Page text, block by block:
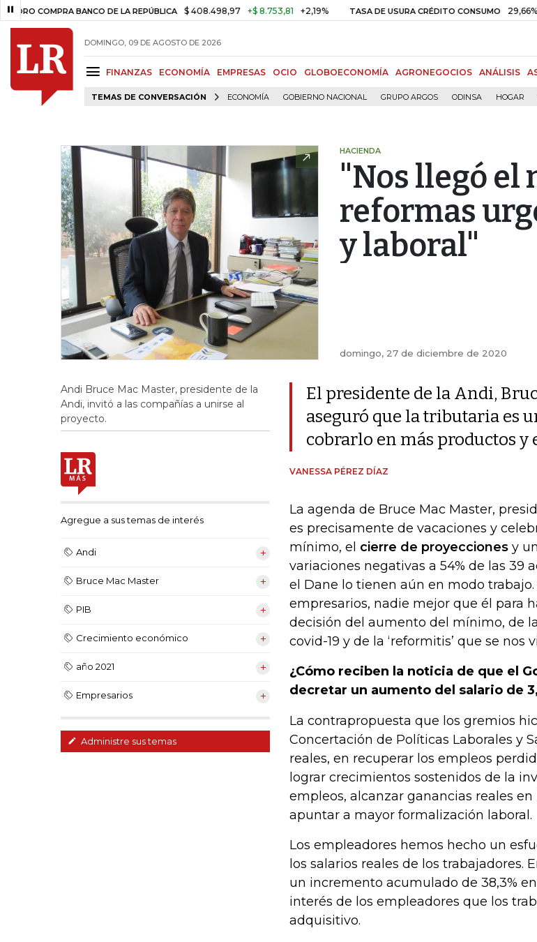
BANCO DE LA REPÚBLICA $ 408.498,97 +$ 8.753,81 +2,19% TASA DE USURA CRÉDITO CONSUMO 29,66% +0,87%
DOMINGO, 09 DE AGOSTO DE 2026
FINANZAS ECONOMÍA EMPRESAS OCIO GLOBOECONOMÍA AGRONEGOCIOS ANÁLISIS
TEMAS DE CONVERSACIÓN ECONOMÍA GOBIERNO NACIONAL GRUPO ARGOS ODINSA HOGAR
HACIENDA
"Nos llegó el
reformas
y laboral"
domingo, 27 de diciembre de 2020
Andi Bruce Mac Master, presidente de la
Andi, invitó a las compañías a unirse al
proyecto.
Agregue a sus temas de interés
Andi
Bruce Mac Master
PIB
Crecimiento económico
año 2021
Empresarios
Administre sus temas
El presidente de la Andi,
aseguró que la tributaria es
cobrarlo en más productos
VANESSA PÉREZ DÍAZ
La agenda de Bruce Mac Master,
es precisamente de vacaciones y
mínimo, el cierre de proyecciones y
variaciones negativas a 54% de las 39
el Dane lo tienen aún en modo
empresarios, nadie mejor que él para
decisión del aumento del mínimo, de
covid-19 y de la ‘reformitis’ que se nos
¿Cómo reciben la noticia de que el
decretar un aumento del salario de
La contrapropuesta que los gremios
Concertación de Políticas Laborales y
reales, en recuperar los empleos
lograr crecimientos sostenidos de la
empleos, alcanzar ganancias reales
apuntar a mayor formalización laboral.
Los empleadores hemos hecho un
los salarios reales de los trabajadores.
un incremento acumulado de 38,3%
interés de los empleadores que los
adquisitivo.